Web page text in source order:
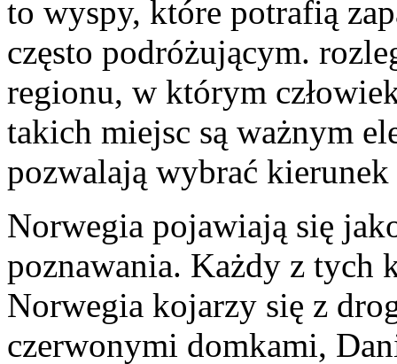
to wyspy, które potrafią
często podróżującym.
regionu, w którym
takich miejsc są ważnym
pozwalają wybrać
Norwegia pojawiają się
poznawania. Każdy z tych
Norwegia kojarzy się z
czerwonymi domkami,